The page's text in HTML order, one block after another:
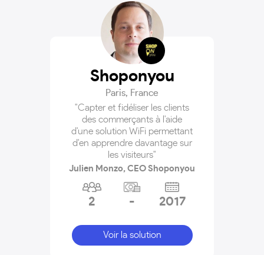
Shoponyou
Paris, France
"Capter et fidéliser les clients
des commerçants à l'aide
d'une solution WiFi permettant
d'en apprendre davantage sur
les visiteurs"
Julien Monzo, CEO Shoponyou
2 - 2017
Voir la solution